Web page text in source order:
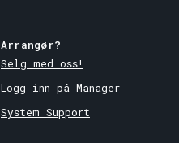
Arrangør?
Selg med oss!
Logg inn på Manager
System Support